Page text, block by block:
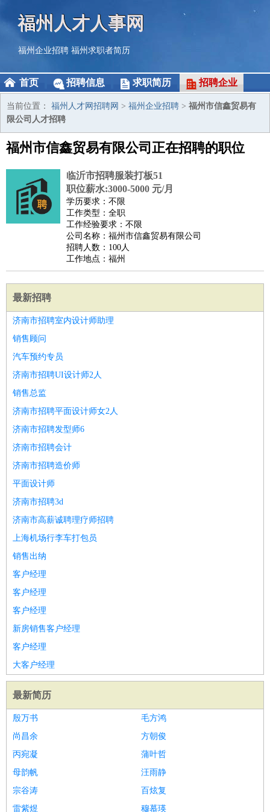
福州人才人事网
福州企业招聘 福州求职者简历
首页 招聘信息 求职简历 招聘企业
当前位置： 福州人才网招聘网 > 福州企业招聘 > 福州市信鑫贸易有
限公司人才招聘
福州市信鑫贸易有限公司正在招聘的职位
临沂市招聘服装打板51
职位薪水:3000-5000 元/月
学历要求：不限
工作类型：全职
工作经验要求：不限
公司名称：福州市信鑫贸易有限公司
招聘人数：100人
工作地点：福州
最新招聘
济南市招聘室内设计师助理
销售顾问
汽车预约专员
济南市招聘UI设计师2人
销售总监
济南市招聘平面设计师女2人
济南市招聘发型师6
济南市招聘会计
济南市招聘造价师
平面设计师
济南市招聘3d
济南市高薪诚聘理疗师招聘
上海机场行李车打包员
销售出纳
客户经理
客户经理
客户经理
新房销售客户经理
客户经理
大客户经理
最新简历
殷万书
毛方鸿
尚昌余
方朝俊
丙宛凝
蒲叶哲
母韵帆
汪雨静
宗谷涛
百炫复
雷紫煜
穆慕瑛